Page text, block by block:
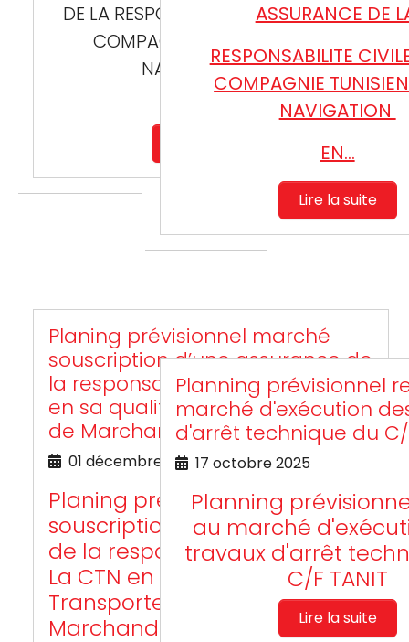
DE LA RESPONSABILITE CIVILE DE LA
COMPAGNIE TUNISIENNE DE
NAVIGATION EN
SA…
ASSURANCE DE
RESPONSABILITE
COMPAGNIE
NAVIGATION
EN…
Lire la suite
Planing prévisionnel marché
souscription d’une assurance de
la responsabilité civile de La CTN
en sa qualité de Transporteur
de Marchandises
01 décembre 2025
Planing prévisionnel marché
souscription d’une assurance
de la responsabilité civile de
La CTN en sa qualité de
Transporteur de
Marchandises
Planning prévisionnel
marché d'exécution
d'arrêt technique du C/
17 octobre 2025
Planning
au marché
travaux d'arrêt
C/F TANIT
Lire la suite